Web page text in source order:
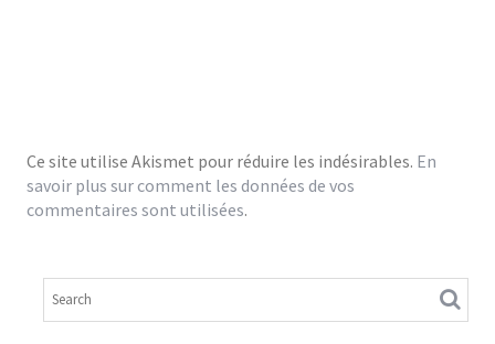
Ce site utilise Akismet pour réduire les indésirables. En
savoir plus sur comment les données de vos
commentaires sont utilisées.